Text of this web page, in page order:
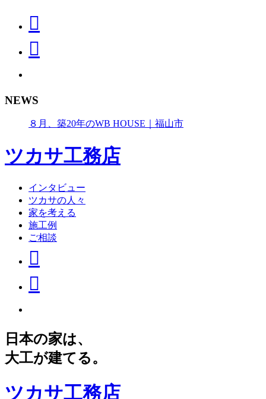
NEWS
８月、築20年のWB HOUSE｜福山市
ツカサ工務店
インタビュー
ツカサの人々
家を考える
施工例
ご相談
日本の家は、
大工が建てる。
ツカサ工務店